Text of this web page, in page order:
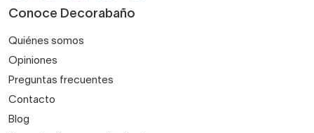
Conoce Decorabaño
Quiénes somos
Opiniones
Preguntas frecuentes
Contacto
Blog